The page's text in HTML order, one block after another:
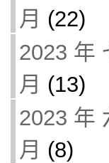
月 (22)
2023 年
月 (13)
2023 年
月 (8)